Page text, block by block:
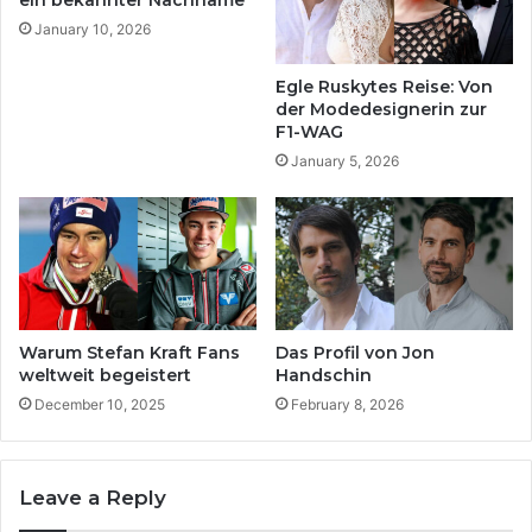
n
a
i
f
a
u
m
e
p
t
?
i
n
e
U
n
t
r
u
January 10, 2026
Egle Ruskytes Reise: Von
der Modedesignerin zur
F1-WAG
January 5, 2026
Warum Stefan Kraft Fans
weltweit begeistert
December 10, 2025
Das Profil von Jon
Handschin
February 8, 2026
Leave a Reply